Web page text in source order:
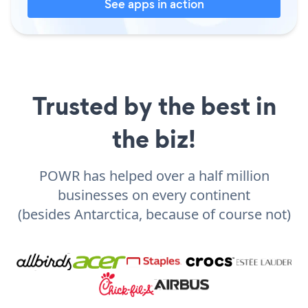
See apps in action
Trusted by the best in
the biz!
POWR has helped over a half million
businesses on every continent
(besides Antarctica, because of course not)